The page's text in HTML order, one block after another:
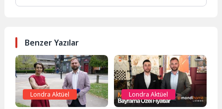
Benzer Yazılar
Londra Aktüel Londra Aktüel